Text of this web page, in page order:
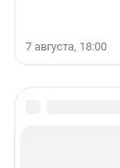
7 августа, 18:00